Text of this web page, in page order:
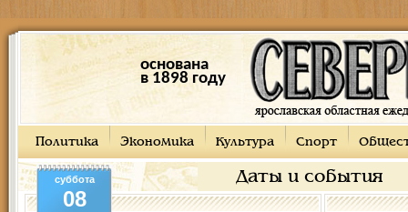
основана
в 1898 году
Политика Экономика Культура Спорт
Даты и события
суббота
08